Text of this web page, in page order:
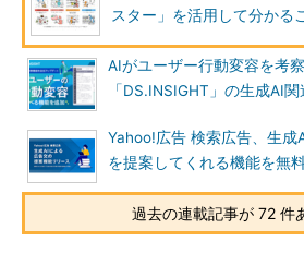
スター」を活用して分かる
AIがユーザー行動変容を考
「DS.INSIGHT」の生成AI
Yahoo!広告 検索広告、生成
を提案してくれる機能を無
過去の連載記事が 72 件